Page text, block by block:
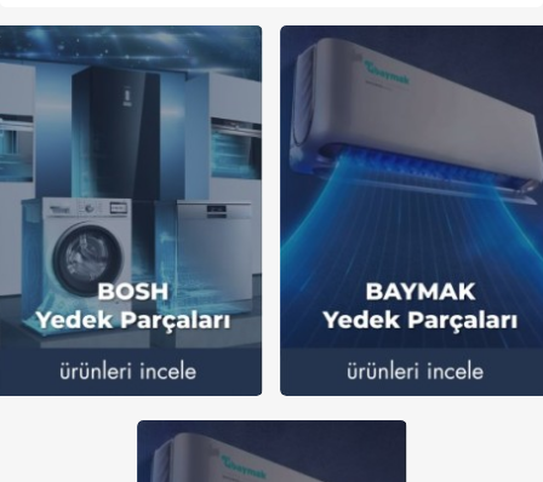
Musluk
Soğutma Sistemleri
Şofben ve Termosifon